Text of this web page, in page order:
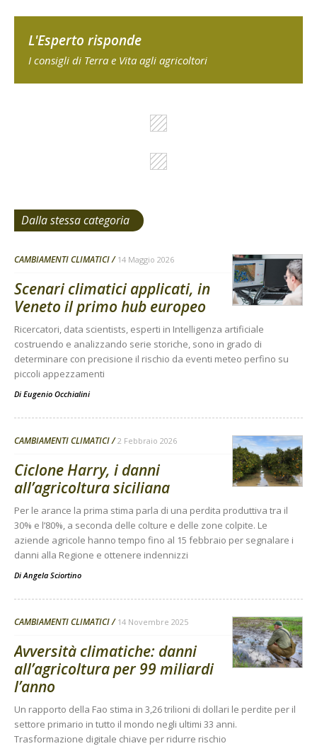
L'Esperto risponde
I consigli di Terra e Vita agli agricoltori
Dalla stessa categoria
CAMBIAMENTI CLIMATICI 14 Maggio 2026
Scenari climatici applicati, in
Veneto il primo hub europeo
Ricercatori, data scientists, esperti in Intelligenza artificiale
costruendo e analizzando serie storiche, sono in grado di
determinare con precisione il rischio da eventi meteo perfino su
piccoli appezzamenti
Di Eugenio Occhialini
CAMBIAMENTI CLIMATICI 2 Febbraio 2026
Ciclone Harry, i danni
all’agricoltura siciliana
Per le arance la prima stima parla di una perdita produttiva tra il
30% e l’80%, a seconda delle colture e delle zone colpite. Le
aziende agricole hanno tempo fino al 15 febbraio per segnalare i
danni alla Regione e ottenere indennizzi
Di Angela Sciortino
CAMBIAMENTI CLIMATICI 14 Novembre 2025
Avversità climatiche: danni
all’agricoltura per 99 miliardi
l’anno
Un rapporto della Fao stima in 3,26 trilioni di dollari le perdite per il
settore primario in tutto il mondo negli ultimi 33 anni.
Trasformazione digitale chiave per ridurre rischio